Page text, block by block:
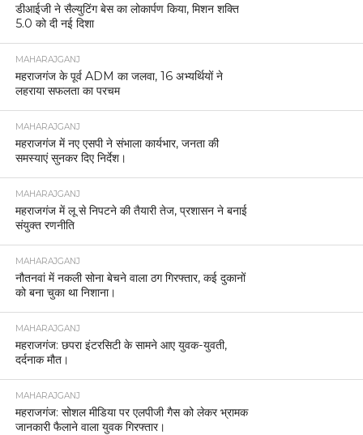
डीआईजी ने सैल्युटिंग बेस का लोकार्पण किया, मिशन शक्ति
5.0 को दी नई दिशा
MAHARAJGANJ
महराजगंज के पूर्व ADM का जलवा, 16 अभ्यर्थियों ने
लहराया सफलता का परचम
MAHARAJGANJ
महराजगंज में नए एसपी ने संभाला कार्यभार, जनता की
समस्याएं सुनकर दिए निर्देश।
MAHARAJGANJ
महराजगंज में लू से निपटने की तैयारी तेज, प्रशासन ने बनाई
संयुक्त रणनीति
MAHARAJGANJ
नौतनवां में नकली सोना बेचने वाला ठग गिरफ्तार, कई दुकानों
को बना चुका था निशाना।
MAHARAJGANJ
महराजगंज: छपरा इंटरसिटी के सामने आए युवक-युवती,
दर्दनाक मौत।
MAHARAJGANJ
महराजगंज: सोशल मीडिया पर एलपीजी गैस को लेकर भ्रामक
जानकारी फैलाने वाला युवक गिरफ्तार।